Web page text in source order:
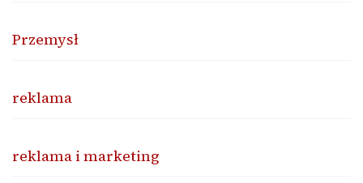
Przemysł
reklama
reklama i marketing